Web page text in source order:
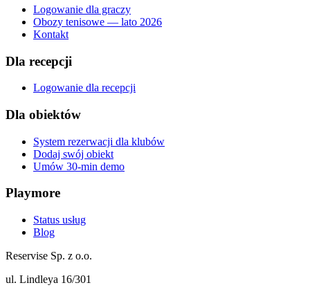
Logowanie dla graczy
Obozy tenisowe — lato 2026
Kontakt
Dla recepcji
Logowanie dla recepcji
Dla obiektów
System rezerwacji dla klubów
Dodaj swój obiekt
Umów 30-min demo
Playmore
Status usług
Blog
Reservise Sp. z o.o.
ul. Lindleya 16/301